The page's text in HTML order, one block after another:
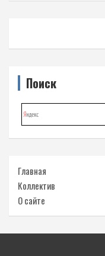
Поиск
Главная
Коллектив
О сайте